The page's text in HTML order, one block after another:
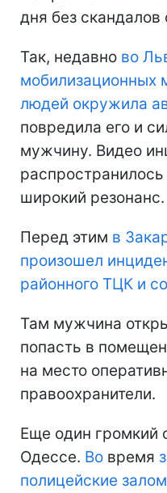
дня без
Так, недавно во
мобилизационных
людей окружила
повредила его и
мужчину. Видео
широкий резонанс.
Перед этим в
произошел
районного ТЦК и
Там мужчина
попасть в
на место
правоохранители.
Еще один громкий
Одессе. Во время
полицейские